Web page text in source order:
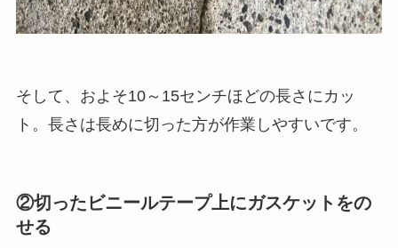
そして、およそ10～15センチほどの長さにカッ
ト。長さは長めに切った方が作業しやすいです。
②切ったビニールテープ上にガスケットをの
せる